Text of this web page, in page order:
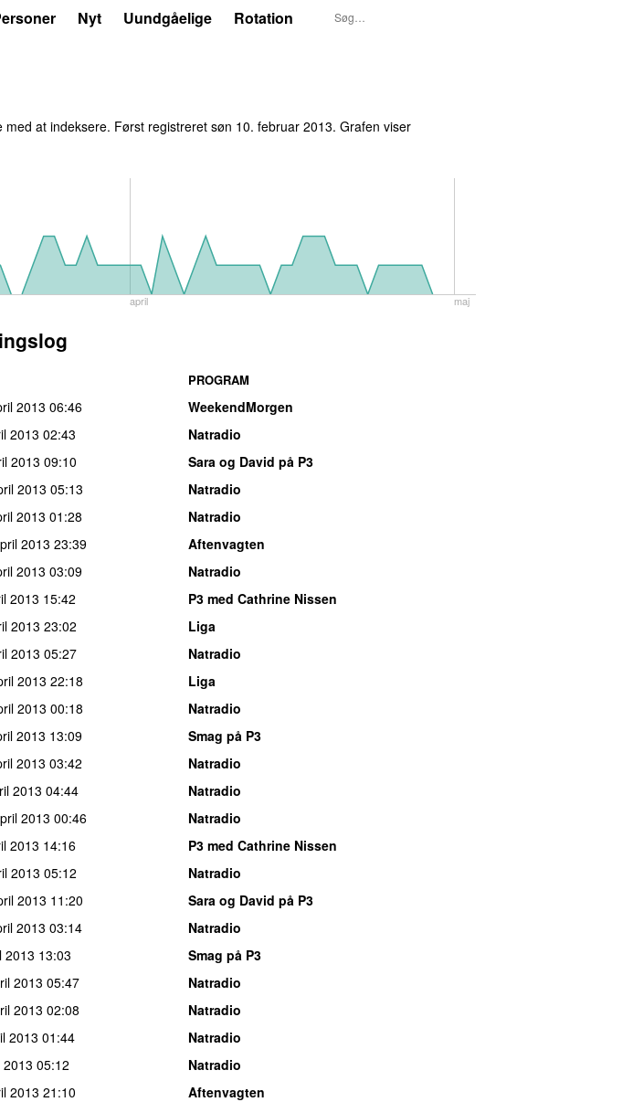
Nyt Uundgåelige Rotation
at indeksere. Først registreretsøn 10. februar 2013. Grafen viser
april maj
PROGRAM
2013 06:46
WeekendMorgen
2013 02:43
Natradio
2013 09:10
Sara og David på P3
2013 05:13
Natradio
2013 01:28
Natradio
2013 23:39
Aftenvagten
2013 03:09
Natradio
2013 15:42
P3 med Cathrine Nissen
2013 23:02
Liga
2013 05:27
Natradio
2013 22:18
Liga
2013 00:18
Natradio
2013 13:09
Smag på P3
2013 03:42
Natradio
2013 04:44
Natradio
2013 00:46
Natradio
2013 14:16
P3 med Cathrine Nissen
2013 05:12
Natradio
2013 11:20
Sara og David på P3
2013 03:14
Natradio
2013 13:03
Smag på P3
2013 05:47
Natradio
2013 02:08
Natradio
2013 01:44
Natradio
05:12
Natradio
2013 21:10
Aftenvagten